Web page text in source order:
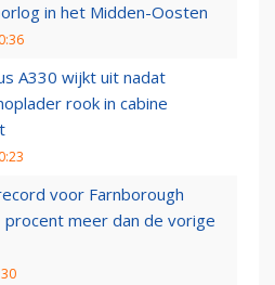
in het Midden-Oosten
A330 wijkt uit nadat
rook in cabine
voor Farnborough
procent meer dan de vorige